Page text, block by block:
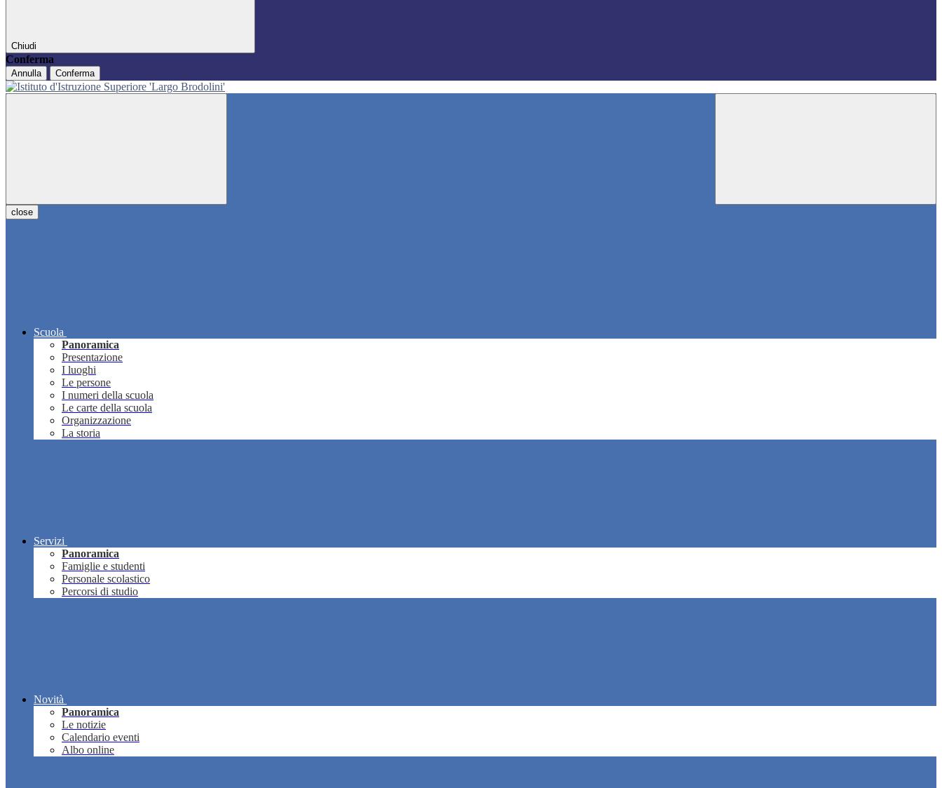
Chiudi
Conferma
Annulla Conferma
close
Scuola
Panoramica
Presentazione
I luoghi
Le persone
I numeri della scuola
Le carte della scuola
Organizzazione
La storia
Servizi
Panoramica
Famiglie e studenti
Personale scolastico
Percorsi di studio
Novità
Panoramica
Le notizie
Calendario eventi
Albo online